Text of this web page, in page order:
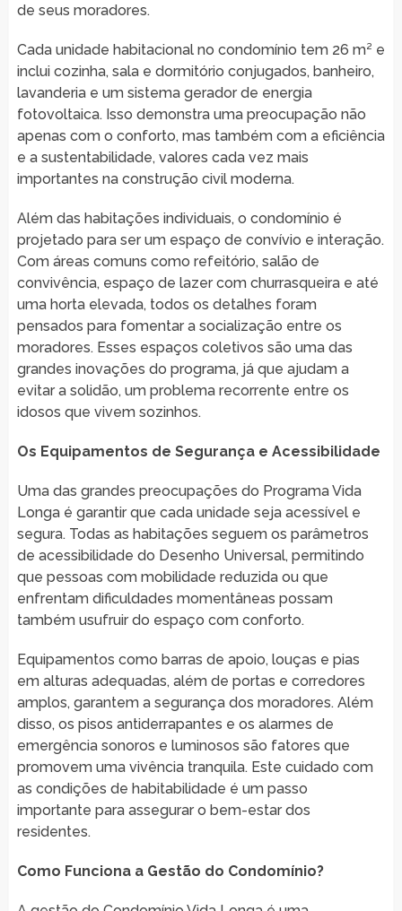
de seus moradores.
Cada unidade habitacional no condomínio tem 26 m² e
inclui cozinha, sala e dormitório conjugados, banheiro,
lavanderia e um sistema gerador de energia
fotovoltaica. Isso demonstra uma preocupação não
apenas com o conforto, mas também com a eficiência
e a sustentabilidade, valores cada vez mais
importantes na construção civil moderna.
Além das habitações individuais, o condomínio é
projetado para ser um espaço de convívio e interação.
Com áreas comuns como refeitório, salão de
convivência, espaço de lazer com churrasqueira e até
uma horta elevada, todos os detalhes foram
pensados para fomentar a socialização entre os
moradores. Esses espaços coletivos são uma das
grandes inovações do programa, já que ajudam a
evitar a solidão, um problema recorrente entre os
idosos que vivem sozinhos.
Os Equipamentos de Segurança e Acessibilidade
Uma das grandes preocupações do Programa Vida
Longa é garantir que cada unidade seja acessível e
segura. Todas as habitações seguem os parâmetros
de acessibilidade do Desenho Universal, permitindo
que pessoas com mobilidade reduzida ou que
enfrentam dificuldades momentâneas possam
também usufruir do espaço com conforto.
Equipamentos como barras de apoio, louças e pias
em alturas adequadas, além de portas e corredores
amplos, garantem a segurança dos moradores. Além
disso, os pisos antiderrapantes e os alarmes de
emergência sonoros e luminosos são fatores que
promovem uma vivência tranquila. Este cuidado com
as condições de habitabilidade é um passo
importante para assegurar o bem-estar dos
residentes.
Como Funciona a Gestão do Condomínio?